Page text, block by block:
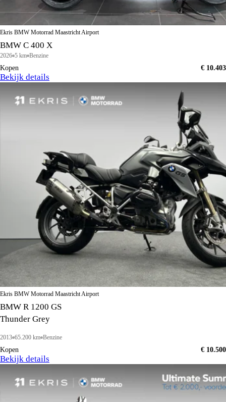
Ekris BMW Motorrad Maastricht Airport
BMW C 400 X
2026 5 km Benzine
Kopen € 10.403
Bekijk details
Ekris BMW Motorrad Maastricht Airport
BMW R 1200 GS
Thunder Grey
2013 65.200 km Benzine
Kopen € 10.500
Bekijk details